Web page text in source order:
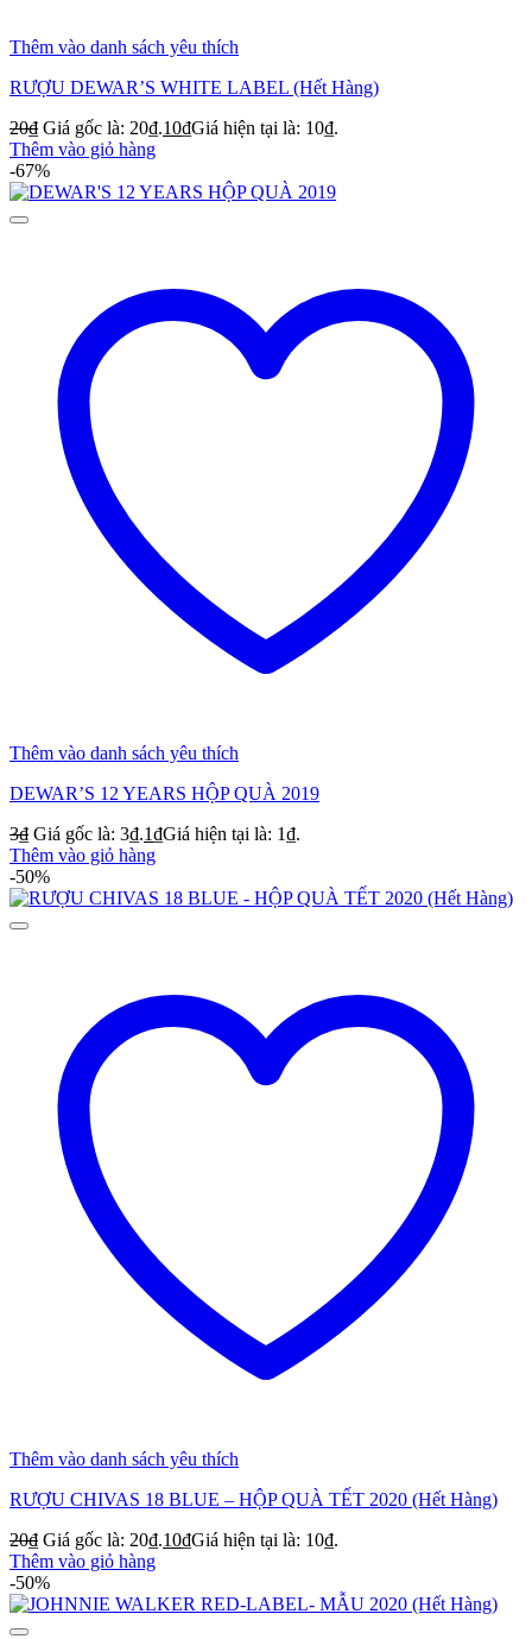
Thêm vào danh sách yêu thích
RƯỢU DEWAR’S WHITE LABEL (Hết Hàng)
20₫ Giá gốc là: 20₫.10₫Giá hiện tại là: 10₫.
Thêm vào giỏ hàng
-67%
Thêm vào danh sách yêu thích
DEWAR’S 12 YEARS HỘP QUÀ 2019
3₫ Giá gốc là: 3₫.1₫Giá hiện tại là: 1₫.
Thêm vào giỏ hàng
-50%
Thêm vào danh sách yêu thích
RƯỢU CHIVAS 18 BLUE – HỘP QUÀ TẾT 2020 (Hết Hàng)
20₫ Giá gốc là: 20₫.10₫Giá hiện tại là: 10₫.
Thêm vào giỏ hàng
-50%